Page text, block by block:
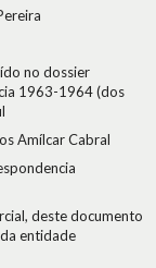
no dossier
1963-1964 (dos
Amílcar Cabral
deste documento
entidade